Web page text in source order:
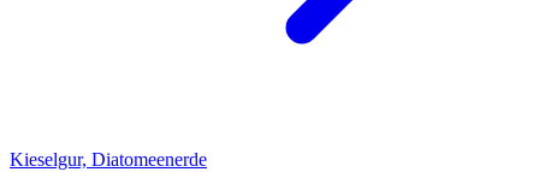
Kieselgur, Diatomeenerde